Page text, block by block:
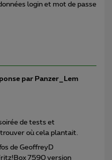
login et mot de passe
par Panzer_Lem
de tests et
trouver où cela plantait.
de GeoffreyD
7590 version